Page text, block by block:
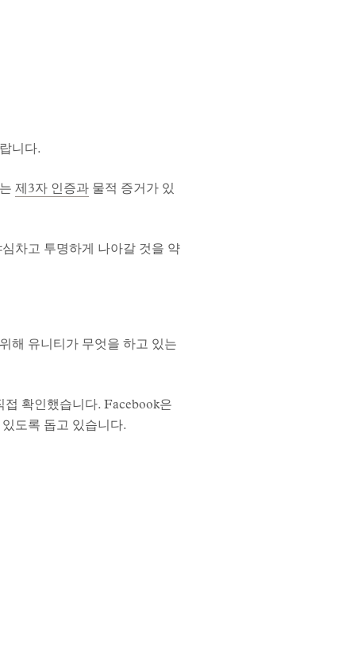
니다.
제3자 인증과 물적 증거가 있
차고 투명하게 나아갈 것을 약
해 유니티가 무엇을 하고 있는
확인했습니다. Facebook은
도록 돕고 있습니다.